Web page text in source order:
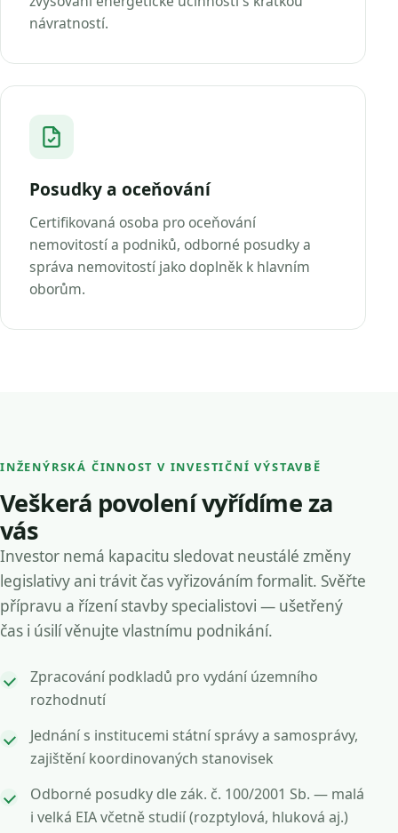
návratností.
Posudky a oceňování
Certifikovaná osoba pro oceňování
nemovitostí a podniků, odborné posudky a
správa nemovitostí jako doplněk k hlavním
oborům.
INŽENÝRSKÁ ČINNOST V INVESTIČNÍ VÝSTAVBĚ
Veškerá povolení vyřídíme za
vás
Investor nemá kapacitu sledovat neustálé změny
legislativy ani trávit čas vyřizováním formalit. Svěřte
přípravu a řízení stavby specialistovi — ušetřený
čas i úsilí věnujte vlastnímu podnikání.
Zpracování podkladů pro vydání územního
rozhodnutí
Jednání s institucemi státní správy a samosprávy,
zajištění koordinovaných stanovisek
Odborné posudky dle zák. č. 100/2001 Sb. — malá
i velká EIA včetně studií (rozptylová, hluková aj.)